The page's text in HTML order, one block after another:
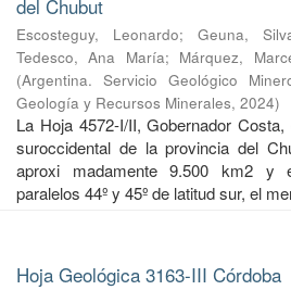
del Chubut
Escosteguy, Leonardo; Geuna,
Tedesco, Ana María; Márquez,
(Argentina. Servicio Geológico
Geología y Recursos Minerales, 2024)
La Hoja 4572-I/II, Gobernador
suroccidental de la provincia del
aproxi madamente 9.500 km2 y
paralelos 44º y 45º de latitud sur, el
Hoja Geológica 3163-III Córdoba